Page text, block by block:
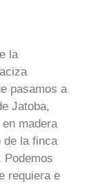
la
pasamos a
Jatoba,
madera
de la finca
Podemos
requiera e